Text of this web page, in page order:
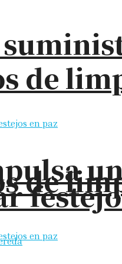
de
de